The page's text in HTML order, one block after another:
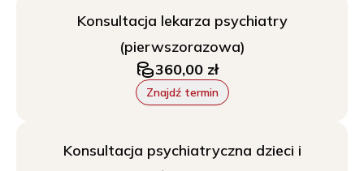
Konsultacja lekarza psychiatry
(pierwszorazowa)
360,00 zł
Znajdź termin
Konsultacja psychiatryczna dzieci i